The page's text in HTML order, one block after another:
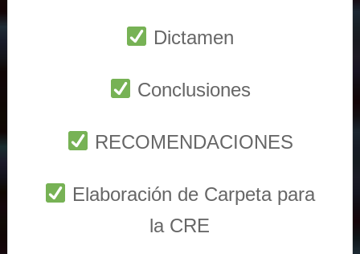
Dictamen
Conclusiones
RECOMENDACIONES
Elaboración de Carpeta para
la CRE